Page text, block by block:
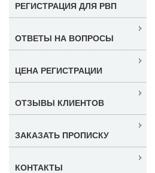
РЕГИСТРАЦИЯ ДЛЯ РВП
ОТВЕТЫ НА ВОПРОСЫ
ЦЕНА РЕГИСТРАЦИИ
ОТЗЫВЫ КЛИЕНТОВ
ЗАКАЗАТЬ ПРОПИСКУ
КОНТАКТЫ